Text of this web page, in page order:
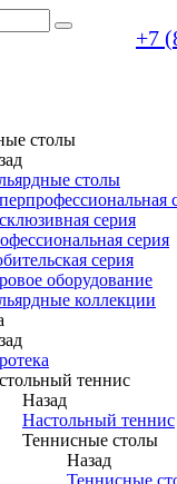
+7
столы
столы
серия
серия
серия
оборудование
коллекции
теннис
Назад
Настольный теннис
Теннисные столы
Назад
Теннисные